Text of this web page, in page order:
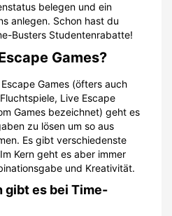
belegen und ein
anlegen. Schon hast du
Busters Studentenrabatte!
Games?
Games (öfters auch
Live Escape
Games bezeichnet) geht es
zu lösen um so aus
Es gibt verschiedenste
Kern geht es aber immer
und Kreativität.
gibt es bei Time-